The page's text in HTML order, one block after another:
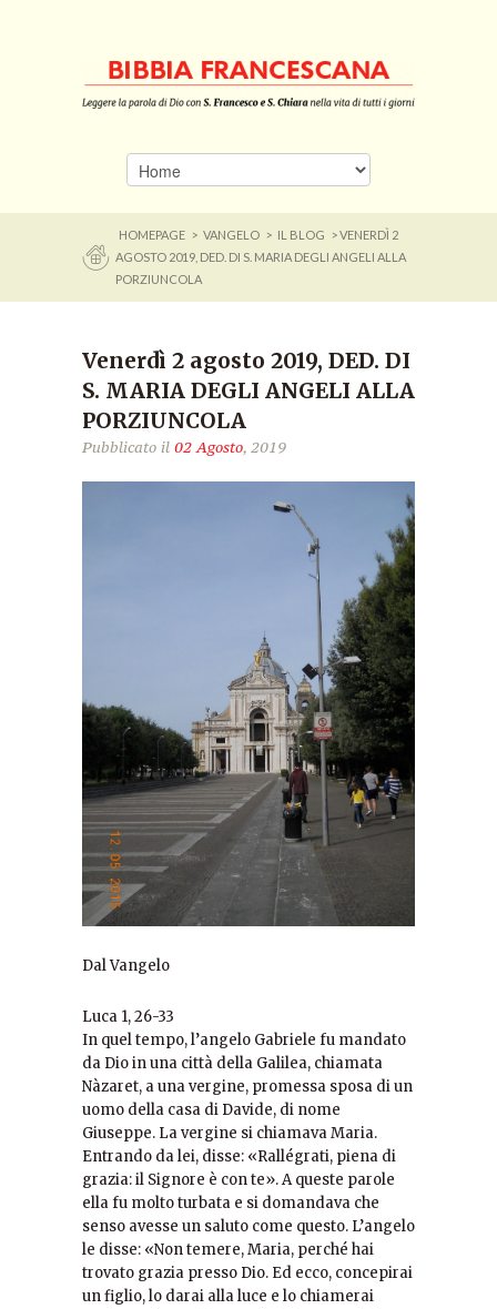
HOMEPAGE > VANGELO > IL BLOG
> VENERDÌ 2
AGOSTO 2019, DED. DI S. MARIA DEGLI ANGELI ALLA
PORZIUNCOLA
Venerdì 2 agosto 2019, DED. DI
S. MARIA DEGLI ANGELI ALLA
PORZIUNCOLA
Pubblicato il 02 Agosto, 2019
Dal Vangelo
Luca 1, 26-33
In quel tempo, l’angelo Gabriele fu mandato
da Dio in una città della Galilea, chiamata
Nàzaret, a una vergine, promessa sposa di un
uomo della casa di Davide, di nome
Giuseppe. La vergine si chiamava Maria.
Entrando da lei, disse: «Rallégrati, piena di
grazia: il Signore è con te». A queste parole
ella fu molto turbata e si domandava che
senso avesse un saluto come questo. L’angelo
le disse: «Non temere, Maria, perché hai
trovato grazia presso Dio. Ed ecco, concepirai
un figlio, lo darai alla luce e lo chiamerai